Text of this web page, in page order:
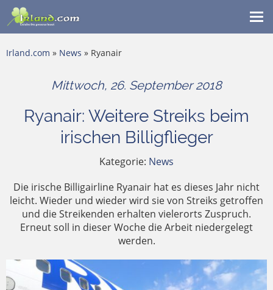
Irland.com » News » Ryanair
Mittwoch, 26. September 2018
Ryanair: Weitere Streiks beim
irischen Billigflieger
Kategorie: News
Die irische Billigairline Ryanair hat es dieses Jahr nicht
leicht. Wieder und wieder wird sie von Streiks getroffen
und die Streikenden erhalten vielerorts Zuspruch.
Erneut soll in dieser Woche die Arbeit niedergelegt
werden.